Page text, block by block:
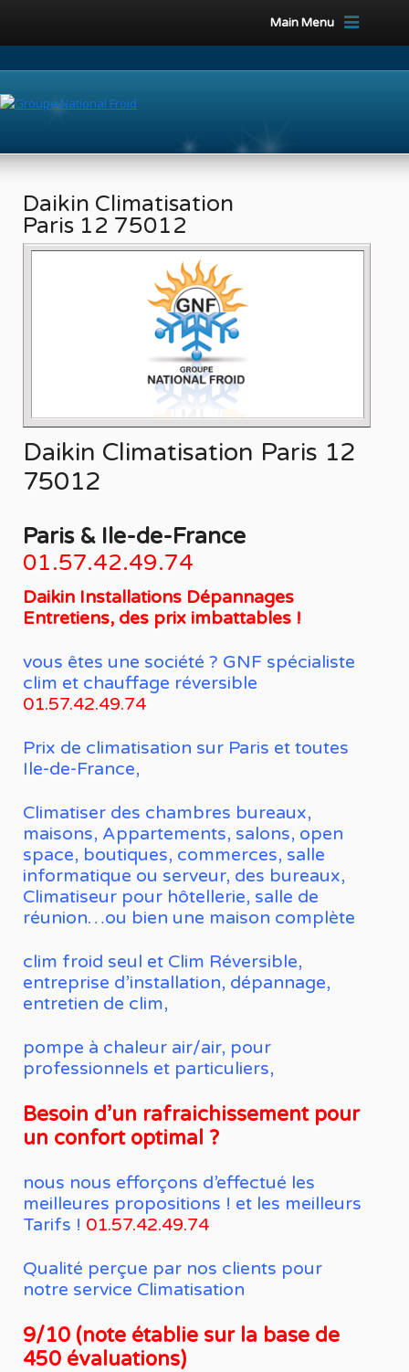
Main Menu
Daikin Climatisation
Paris 12 75012
Daikin Climatisation Paris 12
75012
Paris & Ile-de-France
01.57.42.49.74
Daikin Installations Dépannages
Entretiens, des prix imbattables !
vous êtes une société ? GNF spécialiste
clim et chauffage réversible
01.57.42.49.74
Prix de climatisation sur Paris et toutes
Ile-de-France,
Climatiser des chambres bureaux,
maisons, Appartements, salons, open
space, boutiques, commerces, salle
informatique ou serveur, des bureaux,
Climatiseur pour hôtellerie, salle de
réunion…ou bien une maison complète
clim froid seul et Clim Réversible,
entreprise d’installation, dépannage,
entretien de clim,
pompe à chaleur air/air, pour
professionnels et particuliers,
Besoin d’un rafraichissement pour
un confort optimal ?
nous nous efforçons d’effectué les
meilleures propositions ! et les meilleurs
Tarifs ! 01.57.42.49.74
Qualité perçue par nos clients pour
notre service Climatisation
9/10 (note établie sur la base de
450 évaluations)